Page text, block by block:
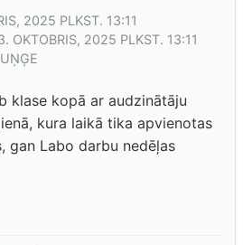
2025 PLKST. 13:11
OKTOBRIS, 2025 PLKST. 13:11
klase kopā ar audzinātāju
kura laikā tika apvienotas
gan Labo darbu nedēļas